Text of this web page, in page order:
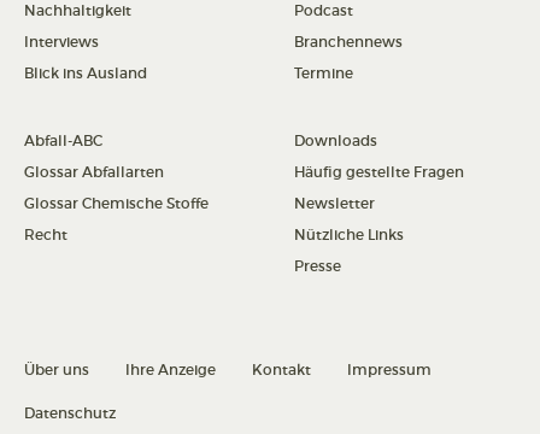
Nachhaltigkeit
Interviews
Blick ins Ausland
Podcast
Branchennews
Termine
Abfall-ABC
Glossar Abfallarten
Glossar Chemische Stoffe
Recht
Downloads
Häufig gestellte Fragen
Newsletter
Nützliche Links
Presse
Über uns Ihre Anzeige Kontakt Impressum
Datenschutz